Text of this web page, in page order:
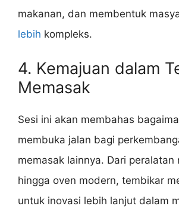
makanan, dan membentuk
lebih kompleks.
4. Kemajuan dalam
Memasak
Sesi ini akan membahas
membuka jalan bagi
memasak lainnya. Dari peralatan
hingga oven modern, tembikar
untuk inovasi lebih lanjut dalam